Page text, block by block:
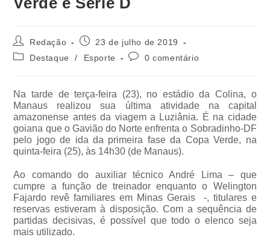
Redação
23 de julho de 2019
Destaque
/ Esporte 0 comentário
Na tarde de terça-feira (23), no estádio da Colina, o
Manaus realizou sua última atividade na capital
amazonense antes da viagem a Luziânia. É na cidade
goiana que o Gavião do Norte enfrenta o Sobradinho-DF
pelo jogo de ida da primeira fase da Copa Verde, na
quinta-feira (25), às 14h30 (de Manaus).
Ao comando do auxiliar técnico André Lima – que
cumpre a função de treinador enquanto o Welington
Fajardo revê familiares em Minas Gerais -, titulares e
reservas estiveram à disposição. Com a sequência de
partidas decisivas, é possível que todo o elenco seja
mais utilizado.